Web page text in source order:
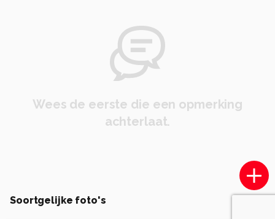
Wees de eerste die een opmerking
achterlaat.
Soortgelijke foto's